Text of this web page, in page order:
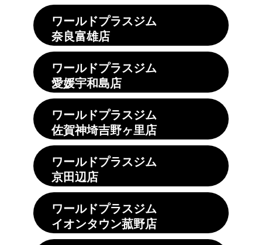
ワールドプラスジム
奈良富雄店
ワールドプラスジム
愛媛宇和島店
ワールドプラスジム
佐賀神埼吉野ヶ里店
ワールドプラスジム
京田辺店
ワールドプラスジム
イオンタウン菰野店